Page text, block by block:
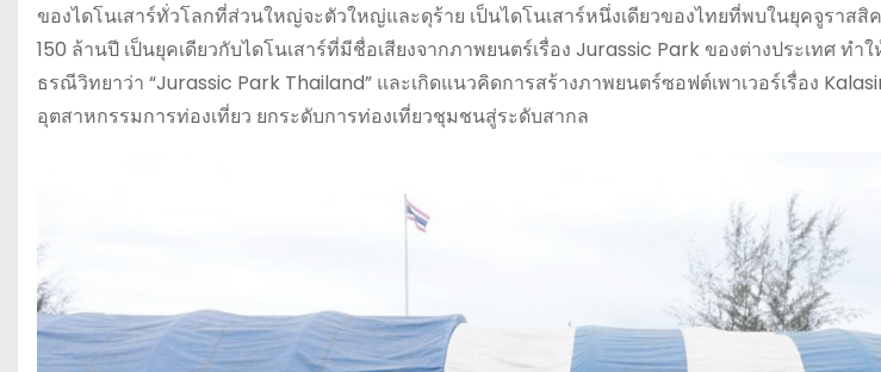
ของไดโนเสาร์ทั่วโลกที่ส่วนใหญ่จะตัวใหญ่และดุร้าย เป็นไดโนเสาร์หนึ่งเดียวของไทยที่พบในยุคจูราส
150 ล้านปี เป็นยุคเดียวกับไดโนเสาร์ที่มีชื่อเสียงจากภาพยนตร์เรื่อง Jurassic Park ของต่างประเทศ ท
ธรณีวิทยาว่า “Jurassic Park Thailand” และเกิดแนวคิดการสร้างภาพยนตร์ซอฟต์เพาเวอร์เรื่อง
อุตสาหกรรมการท่องเที่ยว ยกระดับการท่องเที่ยวชุมชนสู่ระดับสากล